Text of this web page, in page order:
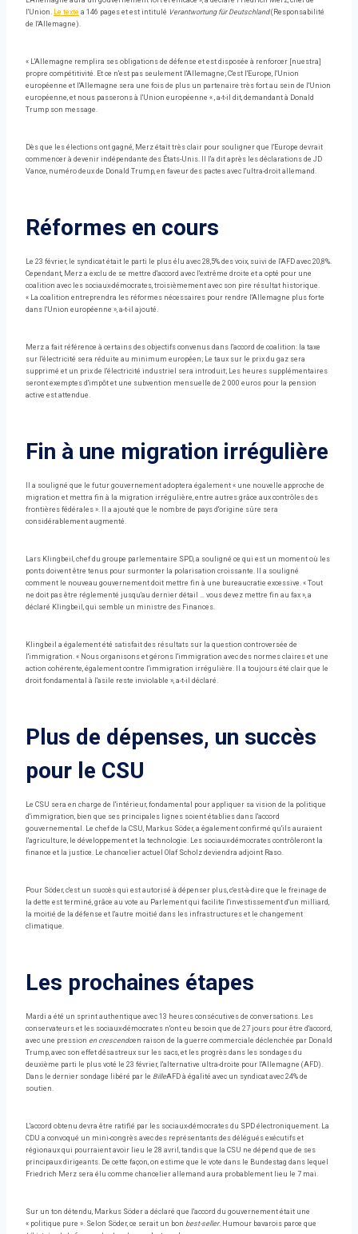
l'Union. Le texte a 146 pages et est intitulé Verantwortung für Deutschland(Responsabilité
de l'Allemagne).
« L'Allemagne remplira ses obligations de défense et est disposée à renforcer [nuestra]
propre compétitivité. Et ce n'est pas seulement l'Allemagne; C'est l'Europe, l'Union
européenne et l'Allemagne sera une fois de plus un partenaire très fort au sein de l'Union
européenne, et nous passerons à l'Union européenne « , a-t-il dit, demandant à Donald
Trump son message.
Dès que les élections ont gagné, Merz était très clair pour souligner que l'Europe devrait
commencer à devenir indépendante des États-Unis. Il l'a dit après les déclarations de JD
Vance, numéro deux de Donald Trump, en faveur des pactes avec l'ultra-droit allemand.
Réformes en cours
Le 23 février, le syndicat était le parti le plus élu avec 28,5% des voix, suivi de l'AFD avec 20,8%.
Cependant, Merz a exclu de se mettre d'accord avec l'extrême droite et a opté pour une
coalition avec les sociaux-démocrates, troisièmement avec son pire résultat historique.
« La coalition entreprendra les réformes nécessaires pour rendre l'Allemagne plus forte
dans l'Union européenne », a-t-il ajouté.
Merz a fait référence à certains des objectifs convenus dans l'accord de coalition: la taxe
sur l'électricité sera réduite au minimum européen; Le taux sur le prix du gaz sera
supprimé et un prix de l'électricité industriel sera introduit; Les heures supplémentaires
seront exemptes d'impôt et une subvention mensuelle de 2 000 euros pour la pension
active est attendue.
Fin à une migration irrégulière
Il a souligné que le futur gouvernement adoptera également « une nouvelle approche de
migration et mettra fin à la migration irrégulière, entre autres grâce aux contrôles des
frontières fédérales ». Il a ajouté que le nombre de pays d'origine sûre sera
considérablement augmenté.
Lars Klingbeil, chef du groupe parlementaire SPD, a souligné ce qui est un moment où les
ponts doivent être tenus pour surmonter la polarisation croissante. Il a souligné
comment le nouveau gouvernement doit mettre fin à une bureaucratie excessive. « Tout
ne doit pas être réglementé jusqu'au dernier détail … vous devez mettre fin au fax », a
déclaré Klingbeil, qui semble un ministre des Finances.
Klingbeil a également été satisfait des résultats sur la question controversée de
l'immigration. « Nous organisons et gérons l'immigration avec des normes claires et une
action cohérente, également contre l'immigration irrégulière. Il a toujours été clair que le
droit fondamental à l'asile reste inviolable », a-t-il déclaré.
Plus de dépenses, un succès
pour le CSU
Le CSU sera en charge de l'intérieur, fondamental pour appliquer sa vision de la politique
d'immigration, bien que ses principales lignes soient établies dans l'accord
gouvernemental. Le chef de la CSU, Markus Söder, a également confirmé qu'ils auraient
l'agriculture, le développement et la technologie. Les sociaux-démocrates contrôleront la
finance et la justice. Le chancelier actuel Olaf Scholz deviendra adjoint Raso.
Pour Söder, c'est un succès qui est autorisé à dépenser plus, c'est-à-dire que le freinage de
la dette est terminé, grâce au vote au Parlement qui facilite l'investissement d'un milliard,
la moitié de la défense et l'autre moitié dans les infrastructures et le changement
climatique.
Les prochaines étapes
Mardi a été un sprint authentique avec 13 heures consécutives de conversations. Les
conservateurs et les sociaux-démocrates n'ont eu besoin que de 27 jours pour être d'accord,
avec une pression en crescendoen raison de la guerre commerciale déclenchée par Donald
Trump, avec son effet désastreux sur les sacs, et les progrès dans les sondages du
deuxième parti le plus voté le 23 février, l'alternative ultra-droite pour l'Allemagne (AFD).
Dans le dernier sondage libéré par le BilleAFD à égalité avec un syndicat avec 24% de
soutien.
L'accord obtenu devra être ratifié par les sociaux-démocrates du SPD électroniquement. La
CDU a convoqué un mini-congrès avec des représentants des délégués exécutifs et
régionaux qui pourraient avoir lieu le 28 avril, tandis que la CSU ne dépend que de ses
principaux dirigeants. De cette façon, on estime que le vote dans le Bundestag dans lequel
Friedrich Merz sera élu comme chancelier allemand aura probablement lieu le 7 mai.
Sur un ton détendu, Markus Söder a déclaré que l'accord du gouvernement était une
« politique pure ». Selon Söder, ce serait un bon best-seller. Humour bavarois parce que